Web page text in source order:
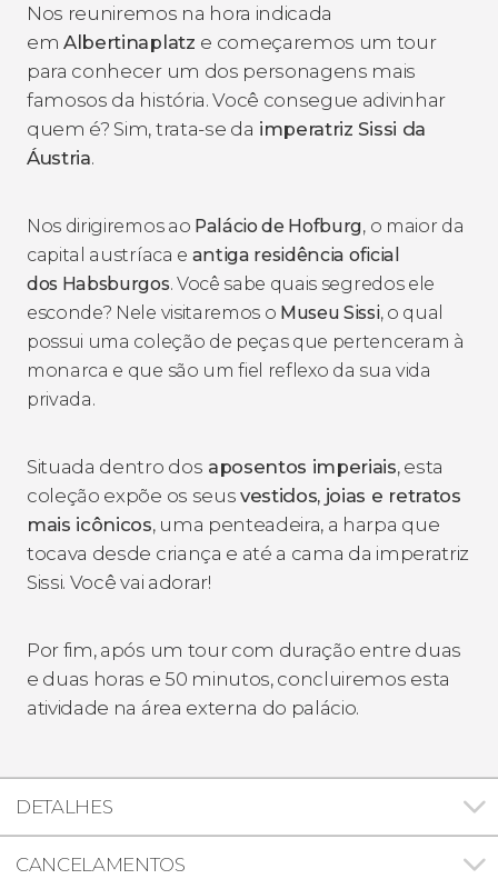
Nos reuniremos na hora indicada
emAlbertinaplatz e começaremos um tour
para conhecer um dos personagens mais
famosos da história. Você consegue adivinhar
quem é? Sim, trata-se da imperatriz Sissi da
Áustria.
Nos dirigiremos ao Palácio de Hofburg, o maior da
capital austríaca e antiga residência oficial
dos Habsburgos. Você sabe quais segredos ele
esconde? Nele visitaremos o Museu Sissi, o qual
possui uma coleção de peças que pertenceram à
monarca e que são um fiel reflexo da sua vida
privada.
Situada dentro dos aposentos imperiais, esta
coleção expõe os seus vestidos, joias e retratos
mais icônicos, uma penteadeira, a harpa que
tocava desde criança e até a cama da imperatriz
Sissi. Você vai adorar!
Por fim, após um tour com duração entre duas
e duas horas e 50 minutos, concluiremos esta
atividade na área externa do palácio.
DETALHES
CANCELAMENTOS